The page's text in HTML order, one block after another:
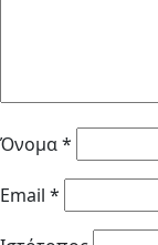
Όνομα*
Email *